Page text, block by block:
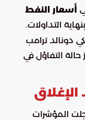
أسعار النفط
مكاسب اقتربت من 3% بنهاية التداولات.
دونالد ترامب
التفاؤل في
الإغلاق
المؤشرات